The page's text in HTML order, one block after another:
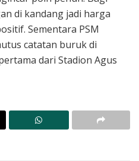
di kandang jadi harga
Sementara PSM
catatan buruk di
dari Stadion Agus